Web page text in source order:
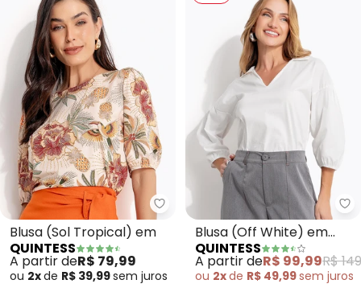
Quintess - Blusa (Sol Tropical)
Blusa (Sol Tropical) em
QUINTESS
A partir deR$ 79,99
ou 2xde R$ 39,99sem juros
Blusa (Off White) em
Tricoline
QUINTESS
A partir deR$ 99,99R$
ou 2xde R$ 49,99sem juros